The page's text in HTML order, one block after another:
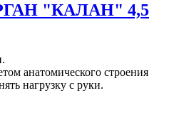
"КАЛАН" 4,5
анатомического строения
нагрузку с руки.